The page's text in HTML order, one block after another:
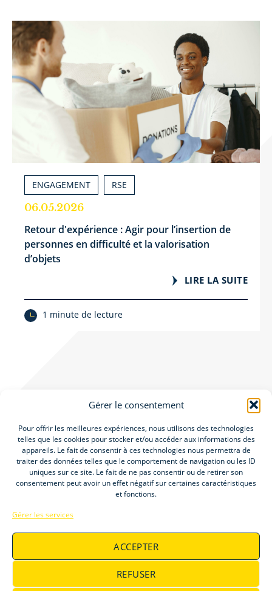
Gérer le consentement
Pour offrir les meilleures expériences, nous utilisons des technologies
telles que les cookies pour stocker et/ou accéder aux informations des
appareils. Le fait de consentir à ces technologies nous permettra de
traiter des données telles que le comportement de navigation ou les ID
uniques sur ce site. Le fait de ne pas consentir ou de retirer son
consentement peut avoir un effet négatif sur certaines caractéristiques
et fonctions.
Gérer les services
ACCEPTER
REFUSER
ENGAGEMENT RSE
06.05.2026
Retour d'expérience : Agir pour l’insertion de
personnes en difficulté et la valorisation
d’objets
LIRE LA SUITE
1 minute de lecture
Accueil
Groupe Elitys
Offres d’emploi